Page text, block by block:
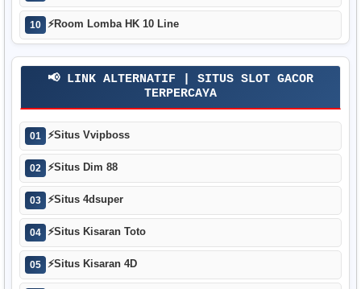
10 ⚡Room Lomba HK 10 Line
📢 LINK ALTERNATIF | SITUS SLOT GACOR
TERPERCAYA
01 ⚡Situs Vvipboss
02 ⚡Situs Dim 88
03 ⚡Situs 4dsuper
04 ⚡Situs Kisaran Toto
05 ⚡Situs Kisaran 4D